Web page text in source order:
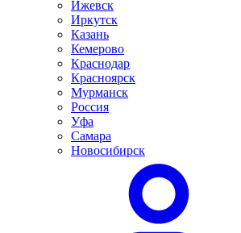
Ижевск
Иркутск
Казань
Кемерово
Краснодар
Красноярск
Мурманск
Россия
Уфа
Самара
Новосибирск